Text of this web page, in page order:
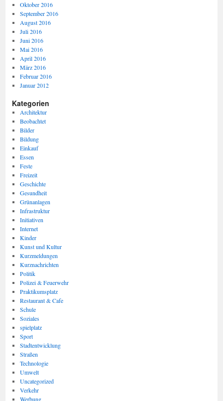
Oktober 2016
September 2016
August 2016
Juli 2016
Juni 2016
Mai 2016
April 2016
März 2016
Februar 2016
Januar 2012
Kategorien
Architektur
Beobachtet
Bilder
Bildung
Einkauf
Essen
Feste
Freizeit
Geschichte
Gesundheit
Grünanlagen
Infrastruktur
Initiativen
Internet
Kinder
Kunst und Kultur
Kurzmeldungen
Kurznachrichten
Politik
Polizei & Feuerwehr
Praktikumsplatz
Restaurant & Cafe
Schule
Soziales
spielplatz
Sport
Stadtentwicklung
Straßen
Technologie
Umwelt
Uncategorized
Verkehr
Werbung